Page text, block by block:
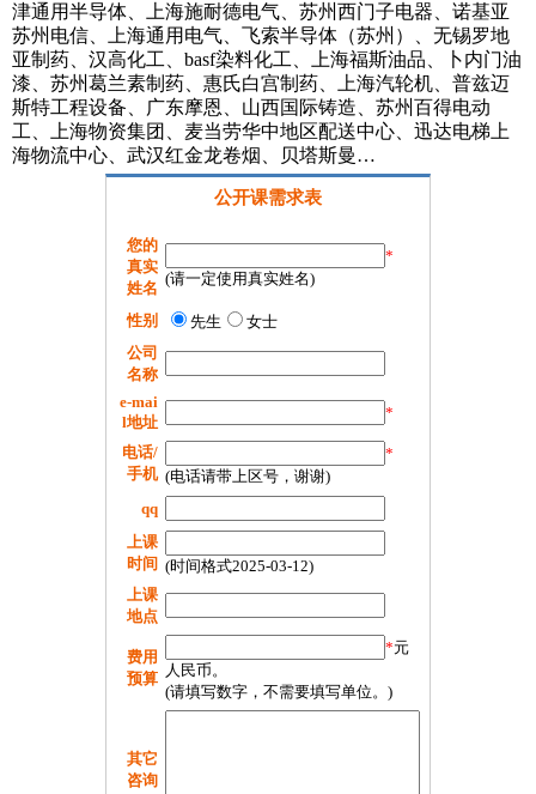
津通用半导体、上海施耐德电气、苏州西门子电器、诺基亚
苏州电信、上海通用电气、飞索半导体（苏州）、无锡罗地
亚制药、汉高化工、basf染料化工、上海福斯油品、卜内门油
漆、苏州葛兰素制药、惠氏白宫制药、上海汽轮机、普兹迈
斯特工程设备、广东摩恩、山西国际铸造、苏州百得电动
工、上海物资集团、麦当劳华中地区配送中心、迅达电梯上
海物流中心、武汉红金龙卷烟、贝塔斯曼…
公开课需求表
您的
真实
姓名
*
(请一定使用真实姓名)
性别 先生
女士
公司
名称
e-mai
l地址
*
电话/
手机
*
(电话请带上区号，谢谢)
qq
上课
时间 (时间格式2025-03-12)
上课
地点
费用
预算
*元
人民币。
(请填写数字，不需要填写单位。)
其它
咨询